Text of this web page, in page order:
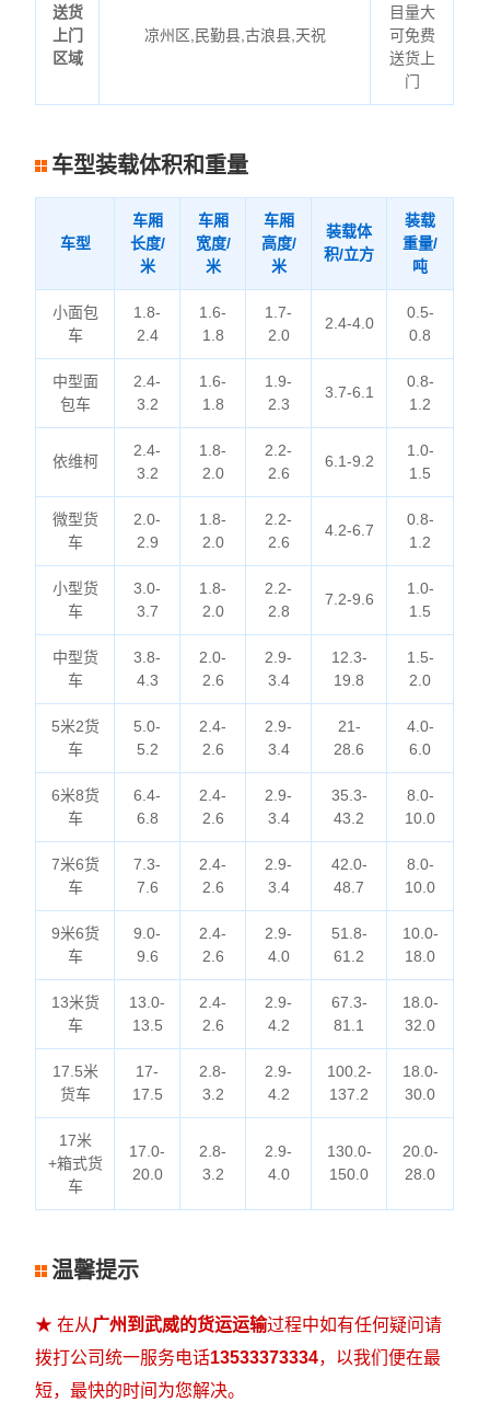
送货
上门
区域
凉州区,民勤县,古浪县,天祝
目量大
可免费
送货上
门
车型装载体积和重量
车型
车厢
长度/
米
车厢
宽度/
米
车厢
高度/
米
装载体
积/立方
装载
重量/
吨
小面包
车
1.8-
2.4
1.6-
1.8
1.7-
2.0
2.4-4.0
0.5-
0.8
中型面
包车
2.4-
3.2
1.6-
1.8
1.9-
2.3
3.7-6.1
0.8-
1.2
依维柯
2.4-
3.2
1.8-
2.0
2.2-
2.6
6.1-9.2
1.0-
1.5
微型货
车
2.0-
2.9
1.8-
2.0
2.2-
2.6
4.2-6.7
0.8-
1.2
小型货
车
3.0-
3.7
1.8-
2.0
2.2-
2.8
7.2-9.6
1.0-
1.5
中型货
车
3.8-
4.3
2.0-
2.6
2.9-
3.4
12.3-
19.8
1.5-
2.0
5米2货
车
5.0-
5.2
2.4-
2.6
2.9-
3.4
21-
28.6
4.0-
6.0
6米8货
车
6.4-
6.8
2.4-
2.6
2.9-
3.4
35.3-
43.2
8.0-
10.0
7米6货
车
7.3-
7.6
2.4-
2.6
2.9-
3.4
42.0-
48.7
8.0-
10.0
9米6货
车
9.0-
9.6
2.4-
2.6
2.9-
4.0
51.8-
61.2
10.0-
18.0
13米货
车
13.0-
13.5
2.4-
2.6
2.9-
4.2
67.3-
81.1
18.0-
32.0
17.5米
货车
17-
17.5
2.8-
3.2
2.9-
4.2
100.2-
137.2
18.0-
30.0
17米
+箱式货
车
17.0-
20.0
2.8-
3.2
2.9-
4.0
130.0-
150.0
20.0-
28.0
温馨提示
★ 在从广州到武威的货运运输过程中如有任何疑问请
拨打公司统一服务电话13533373334，以我们便在最
短，最快的时间为您解决。